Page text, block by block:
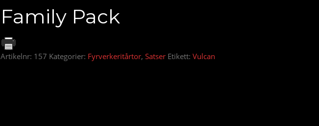
Family Pack
Artikelnr: 157 Kategorier: Fyrverkeritårtor,Satser Etikett:Vulcan